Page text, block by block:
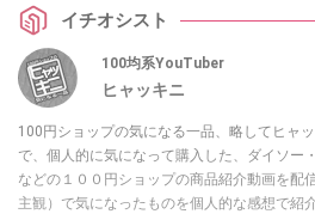
イチオシスト
100均系YouTuber
ヒャッキニ
100円ショップの気になる一品、略してヒャッ
で、個人的に気になって購入した、ダイソー
などの１００円ショップの商品紹介動画を配
主観）で気になったものを個人的な感想で紹